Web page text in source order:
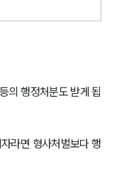
의 행정처분도 받게 됩
라면 형사처벌보다 행